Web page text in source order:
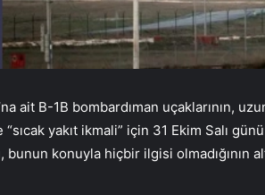
ait B-1B bombardıman uçaklarının,
yakıt ikmali” için 31 Ekim Salı
konuyla hiçbir ilgisi olmadığının